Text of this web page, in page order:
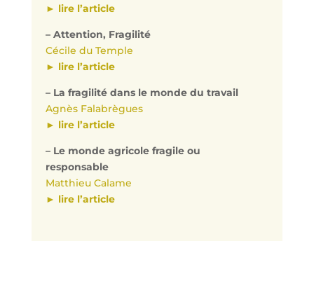
► lire l’article
– Attention, Fragilité
Cécile du Temple
► lire l’article
– La fragilité dans le monde du travail
Agnès Falabrègues
► lire l’article
– Le monde agricole fragile ou
responsable
Matthieu Calame
► lire l’article